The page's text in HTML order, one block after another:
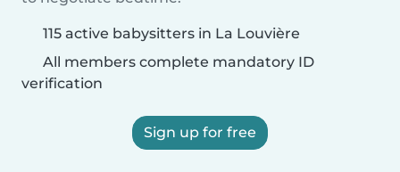
115 active babysitters in La Louvière
All members complete mandatory ID
verification
Sign up for free